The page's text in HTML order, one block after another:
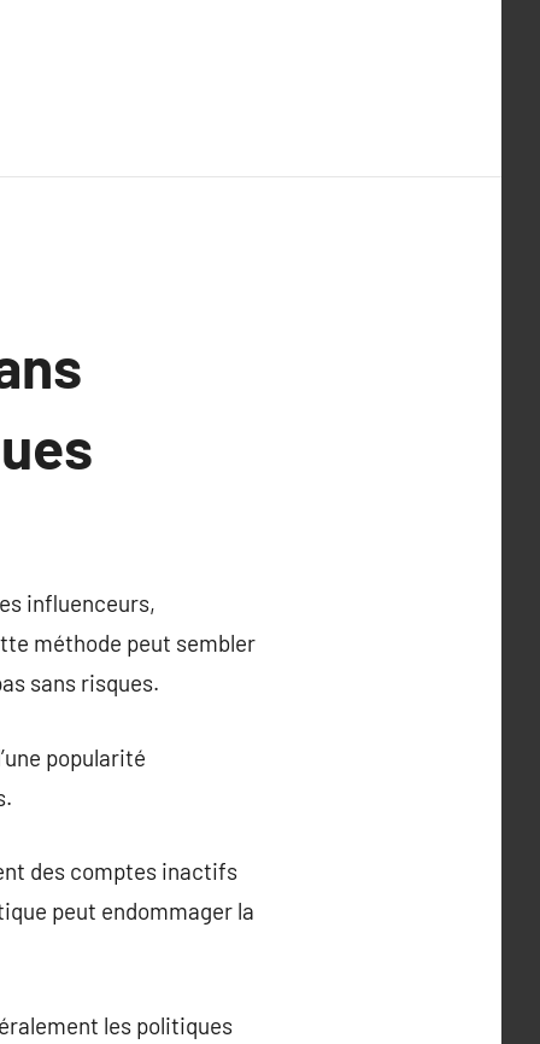
influenceurs,
méthode peut sembler
sans risques.
popularité
des comptes inactifs
peut endommager la
les politiques